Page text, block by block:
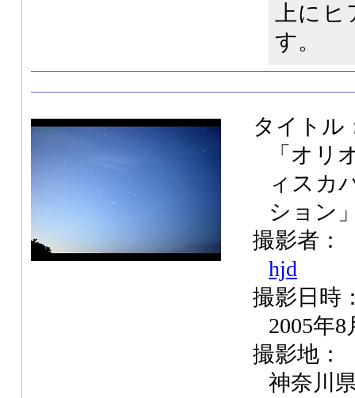
上に
す。
タイトル
「オリ
ィスカ
ション
撮影者：
hjd
撮影日時
2005年
撮影地：
神奈川